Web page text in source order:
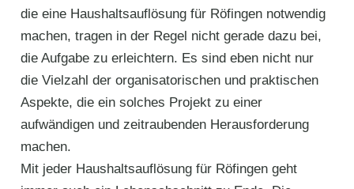
die eine Haushaltsauflösung für Röfingen notwendig
machen, tragen in der Regel nicht gerade dazu bei,
die Aufgabe zu erleichtern. Es sind eben nicht nur
die Vielzahl der organisatorischen und praktischen
Aspekte, die ein solches Projekt zu einer
aufwändigen und zeitraubenden Herausforderung
machen.
Mit jeder Haushaltsauflösung für Röfingen geht